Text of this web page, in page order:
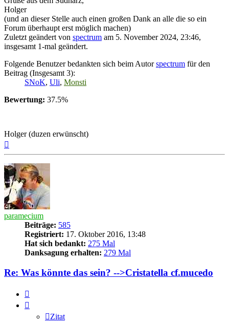
Holger
(und an dieser Stelle auch einen großen Dank an alle die so ein
Forum überhaupt erst möglich machen)
Zuletzt geändert von spectrum am 5. November 2024, 23:46,
insgesamt 1-mal geändert.
Folgende Benutzer bedankten sich beim Autorspectrum für den
Beitrag (Insgesamt 3):
SNoK, Uli, Monsti
Bewertung: 37.5%
Holger (duzen erwünscht)
paramecium
Beiträge: 585
Registriert: 17. Oktober 2016, 13:48
Hat sich bedankt: 275 Mal
Danksagung erhalten: 279 Mal
Re: Was könnte das sein? -->Cristatella cf.mucedo
Zitat